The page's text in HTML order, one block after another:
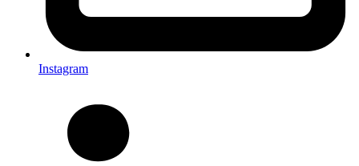
Instagram